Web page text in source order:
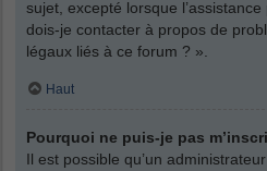
sujet, excepté lorsque
dois-je contacter à propos de
légaux liés à ce forum ? ».
Haut
Pourquoi ne puis-je pas
Il est possible qu’un